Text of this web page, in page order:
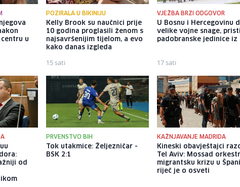
u
POZIRALA U BIKINIJU
Kelly Brook su naučnici prije
10 godina proglasili ženom s
najsavršenijim tijelom, a evo
kako danas izgleda
15 sati
VJEŽBA BRZI ODGOVOR
U Bosnu i Hercegovinu
velike vojne snage,
padobranske jedinice iz
17 sati
od
PRVENSTVO BIH
Tok utakmice: Željezničar -
BSK 2:1
KAŽNJAVANJE MADRIDA
Kineski obavještajci
Tel Aviv: Mossad
migrantsku krizu u
riječ je o osveti